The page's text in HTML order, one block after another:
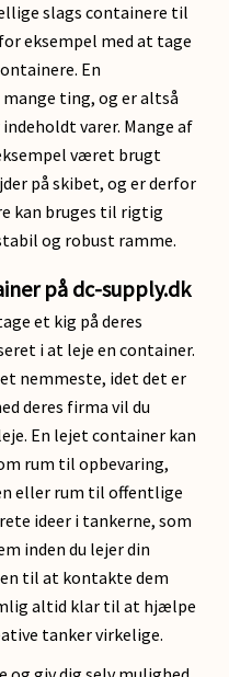
slags containere til
eksempel med at tage
En
ting, og er altså
varer. Mange af
været brugt
på skibet, og er derfor
kan bruges til rigtig
og robust ramme.
på dc-supply.dk
et kig på deres
i at leje en container.
nemmeste, idet det er
deres firma vil du
En lejet container kan
rum til opbevaring,
eller rum til offentlige
ideer i tankerne, som
inden du lejer din
til at kontakte dem
altid klar til at hjælpe
tanker virkelige.